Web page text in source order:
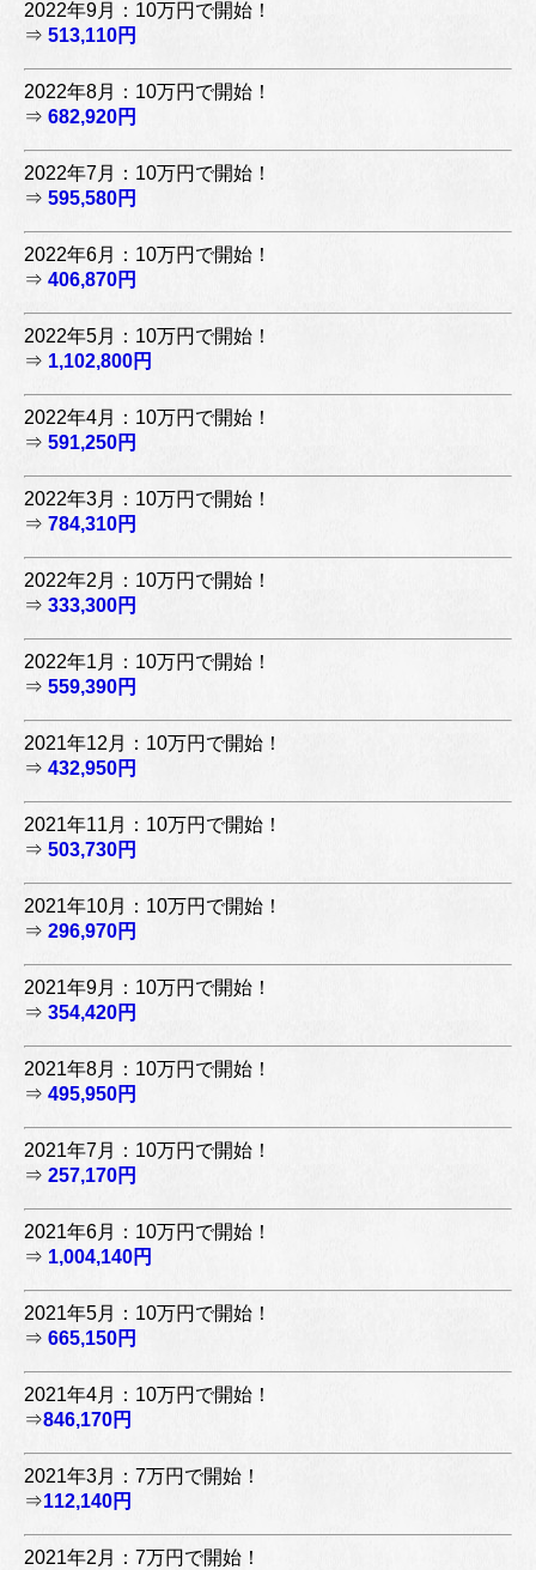
2022年9月：10万円で開始！
⇒ 513,110円
2022年8月：10万円で開始！
⇒ 682,920円
2022年7月：10万円で開始！
⇒ 595,580円
2022年6月：10万円で開始！
⇒ 406,870円
2022年5月：10万円で開始！
⇒ 1,102,800円
2022年4月：10万円で開始！
⇒ 591,250円
2022年3月：10万円で開始！
⇒ 784,310円
2022年2月：10万円で開始！
⇒ 333,300円
2022年1月：10万円で開始！
⇒ 559,390円
2021年12月：10万円で開始！
⇒ 432,950円
2021年11月：10万円で開始！
⇒ 503,730円
2021年10月：10万円で開始！
⇒ 296,970円
2021年9月：10万円で開始！
⇒ 354,420円
2021年8月：10万円で開始！
⇒ 495,950円
2021年7月：10万円で開始！
⇒ 257,170円
2021年6月：10万円で開始！
⇒ 1,004,140円
2021年5月：10万円で開始！
⇒ 665,150円
2021年4月：10万円で開始！
⇒846,170円
2021年3月：7万円で開始！
⇒112,140円
2021年2月：7万円で開始！